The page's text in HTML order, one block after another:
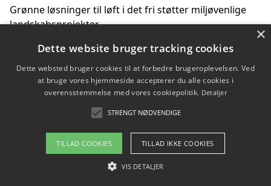
Grønne løsninger til løft i det fri støtter miljøvenlige
landskabsprojekter
Gør haven til et frirum for familien og naturen
Copyright 2026 - Pilanto Aps
Om / kontakt
Blog Betingelser
×
Dette website bruger tracking cookies
Dette websted bruger cookies til at forbedre brugeroplevelsen. Ved
at bruge vores hjemmeside accepterer du alle cookies i
overensstemmelse med vores cookiepolitik. Detaljer
STRENGT NØDVENDIGE
TILLAD COOKIES TILLAD IKKE COOKIES
VIS DETALJER